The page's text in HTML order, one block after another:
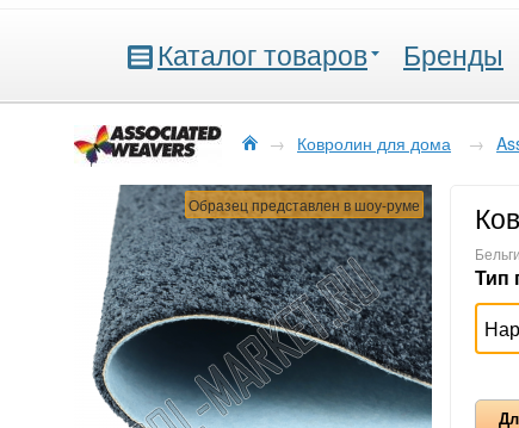
Каталог товаров Бренды
→ Ковролин для дома →
Образец представлен в шоу-руме
Тип